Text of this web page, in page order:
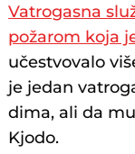
Vatrogasna
požarom koja
učestvovalo
je jedan
dima, ali da
Kjodo.